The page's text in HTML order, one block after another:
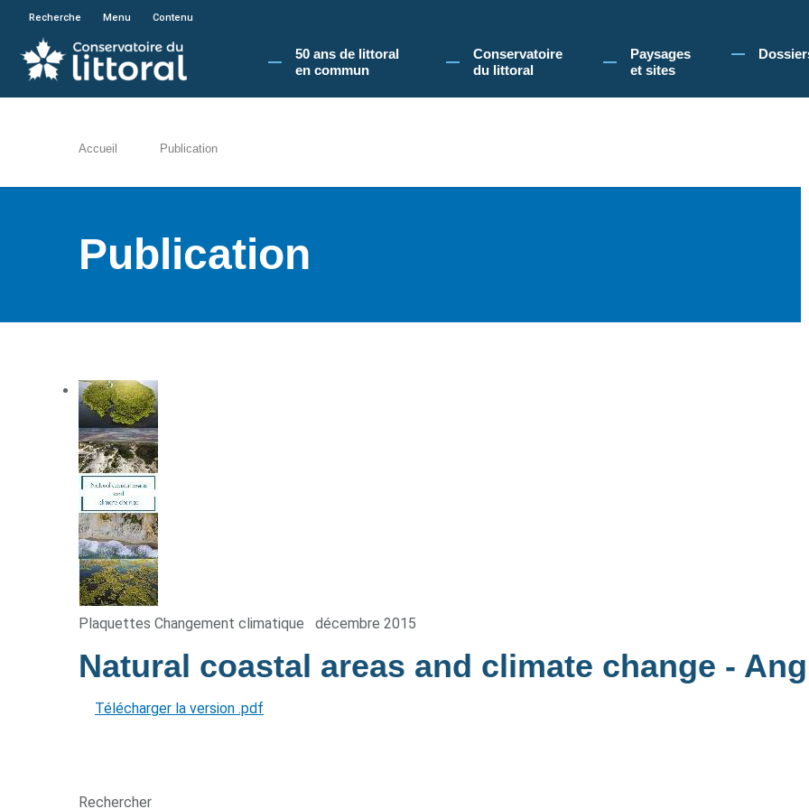
En poursuivant votre navigation sur le site du Conservatoire du littoral, vous acceptez l'utilisation de cookies pour vous
Recherche Menu Contenu
50 ans de littoral
en commun​
Conservatoire
du littoral
Paysages
et sites
Accueil Publication
Publication
Plaquettes Changement climatique décembre 2015
Natural coastal areas and climate change -
Télécharger la version .pdf
Rechercher